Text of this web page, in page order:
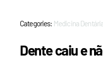
Categories: Medicina
Dente caiu e